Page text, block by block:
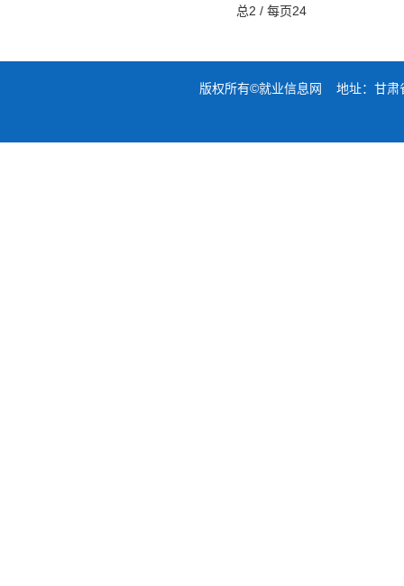
总2 / 每页24
版权所有©就业信息网 地址：甘